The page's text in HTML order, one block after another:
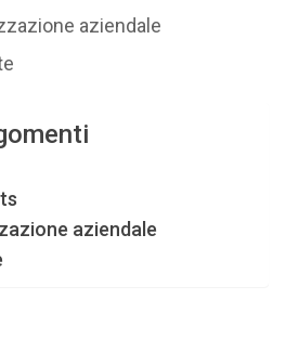
aziendale
aziendale